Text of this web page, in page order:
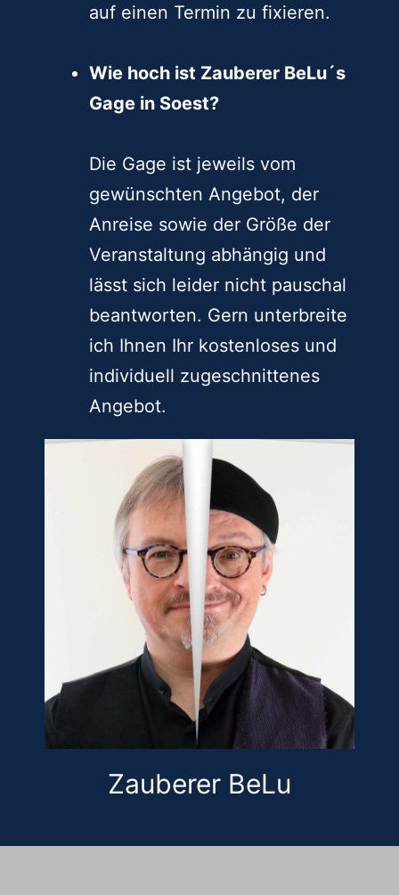
Einschulungsfeiern. Für
ich grundsätzlich, sich nicht
auf einen Termin zu fixieren.
Wie hoch ist Zauberer BeLu´s
Gage in Soest?
Die Gage ist jeweils vom
gewünschten Angebot, der
Anreise sowie der Größe der
Veranstaltung abhängig und
lässt sich leider nicht pauschal
beantworten. Gern unterbreite
ich Ihnen Ihr kostenloses und
individuell zugeschnittenes
Angebot.